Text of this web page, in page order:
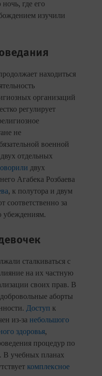
где его
изучили
находиться
организаций
регулирует
не
военной
отдельных
двух
Агабека Розбаева
, к полутора и двум
соответственно за
убеждениям.
сталкиваться с
на их частную
своих прав. В
аборты
Доступ к
из-за небольшого
здоровья,
процедур по
В учебных планах
комплексное